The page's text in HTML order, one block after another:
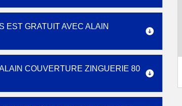
EST GRATUIT AVEC ALAIN
COUVERTURE ZINGUERIE 80